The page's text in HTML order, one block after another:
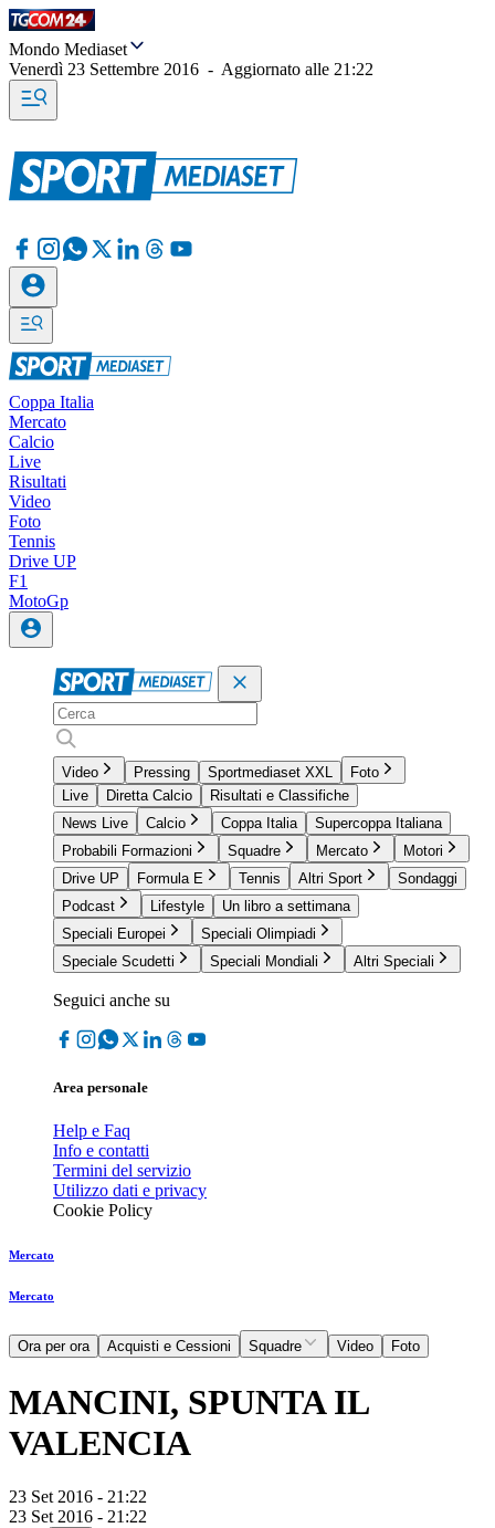
Mondo Mediaset
Venerdì 23 Settembre 2016 - Aggiornato alle 21:22
Coppa Italia
Mercato
Calcio
Live
Risultati
Video
Foto
Tennis
Drive UP
F1
MotoGp
Video Pressing Sportmediaset XXL
Foto
Live
Diretta Calcio
Risultati e Classifiche
News Live
Calcio Coppa Italia
Supercoppa Italiana
Probabili Formazioni
Squadre Mercato
Motori
Drive UP
Formula E Tennis Altri Sport
Sondaggi
Podcast
Lifestyle
Un libro a settimana
Speciali Europei
Speciali Olimpiadi
Speciale Scudetti
Speciali Mondiali Altri Speciali
Seguici anche su
Area personale
Help e Faq
Info e contatti
Termini del servizio
Utilizzo dati e privacy
Cookie Policy
Mercato
Mercato
Ora per ora Acquisti e Cessioni Squadre Video Foto
MANCINI, SPUNTA IL
VALENCIA
23 Set 2016 - 21:22
23 Set 2016 - 21:22